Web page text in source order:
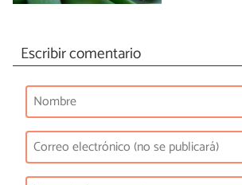
Escribir comentario